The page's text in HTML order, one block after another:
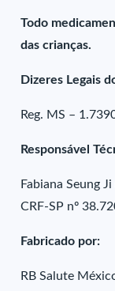
Todo
das crianças.
Dizeres Legais
Reg. MS –
Responsável
Fabiana Seung
CRF-SP nº
Fabricado por:
RB Salute